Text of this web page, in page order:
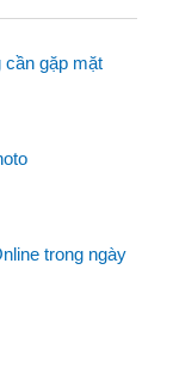
cần gặp mặt
trong ngày